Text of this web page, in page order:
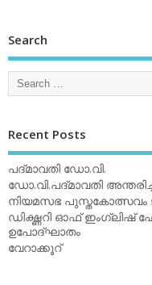
Search
Recent Posts
പദ്മാവതി ഡോ.വി.
ഡോ.വി.പദ്മാവതി
നിയമസഭ പുസ്തകോത്സവം
ഡിക്ഷ്ണറി ഓഫ് ഇംഗ്ലിഷ്
ഉപോദ്ഘാതം
വേറാക്കൂറ്